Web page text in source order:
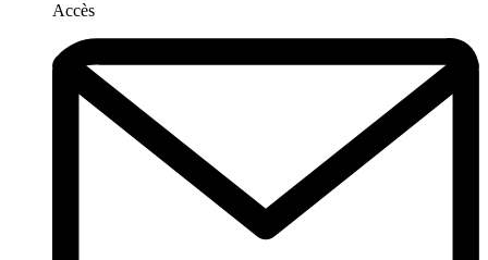
Accès